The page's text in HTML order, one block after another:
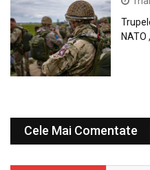
NATO
Cele Mai Comentate